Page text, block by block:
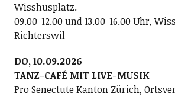
Wisshusplatz.
09.00-12.00 und 13.00-16.00 Uhr,
Richterswil
DO, 10.09.2026
TANZ-CAFÉ MIT LIVE-MUSIK
Pro Senectute Kanton Zürich,